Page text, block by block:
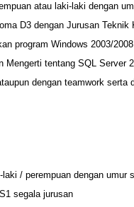
atau laki-laki dengan
D3 dengan Jurusan
program Windows 2003/
Mengerti tentang SQL Server
dengan teamwork serta
/ perempuan dengan umur
segala jurusan